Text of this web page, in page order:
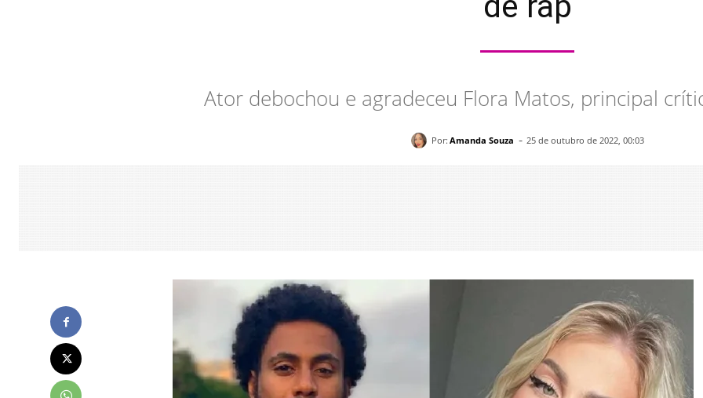
Ator debochou e agradeceu Flora Matos, principal
Por: Amanda Souza - 25 de outubro de 2022, 00:03